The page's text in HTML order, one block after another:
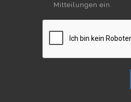
Mitteilungen ein.